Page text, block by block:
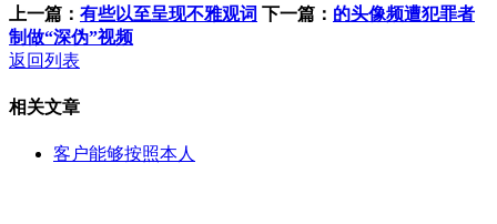
上一篇： 有些以至呈现不雅观词 下一篇： 的头像频遭犯罪者
制做“深伪”视频
返回列表
相关文章
客户能够按照本人